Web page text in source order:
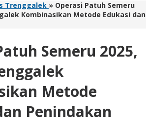
Trenggalek » Operasi Patuh Semeru
Kombinasikan Metode Edukasi dan
Semeru 2025,
Metode
Penindakan